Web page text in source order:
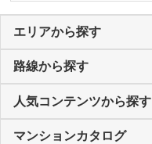
エリアから探す
路線から探す
人気コンテンツから探す
マンションカタログ